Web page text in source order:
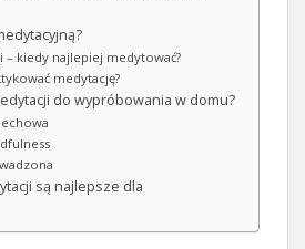
– kiedy najlepiej medytować?
medytację?
do wypróbowania w domu?
są najlepsze dla